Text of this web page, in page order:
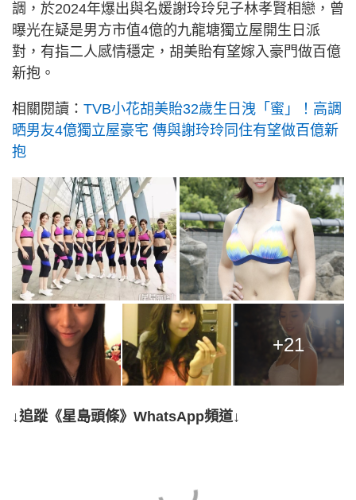
調，於2024年爆出與名媛謝玲玲兒子林孝賢相戀，曾
曝光在疑是男方市值4億的九龍塘獨立屋開生日派
對，有指二人感情穩定，胡美貽有望嫁入豪門做百億
新抱。
相關閱讀： TVB小花胡美貽32歲生日洩「蜜」！高調
晒男友4億獨立屋豪宅 傳與謝玲玲同住有望做百億新
抱
+21
↓追蹤《星島頭條》WhatsApp頻道↓